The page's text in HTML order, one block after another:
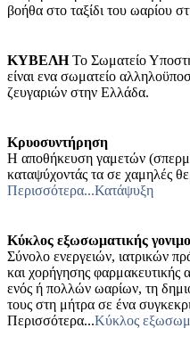
βοήθα στο ταξίδι του ωαρίου
ΚΥΒΕΛΗΤο Σωματείο
είναι ενα σωματείο
ζευγαριών στην Ελλάδα.
Κρυοσυντήρηση
Η αποθήκευση γαμετών
καταψύχοντάς τα σε χαμηλές
Περισσότερα...Κατάψυξη
Κύκλος εξωσωματικής
Σύνολο ενεργειών, ιατρικών
και χορήγησης φαρμακευτικής
ενός ή πολλών ωαρίων, τη
τους στη μήτρα σε ένα
Περισσότερα...Κύκλος